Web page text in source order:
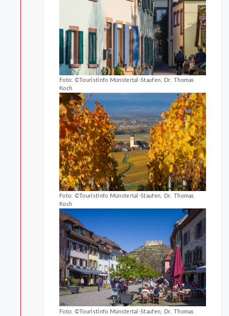
Foto: ©Touristinfo Münstertal-Staufen, Dr. Thomas
Koch
Foto: ©Touristinfo Münstertal-Staufen, Dr. Thomas
Koch
Foto: ©Touristinfo Münstertal-Staufen, Dr. Thomas